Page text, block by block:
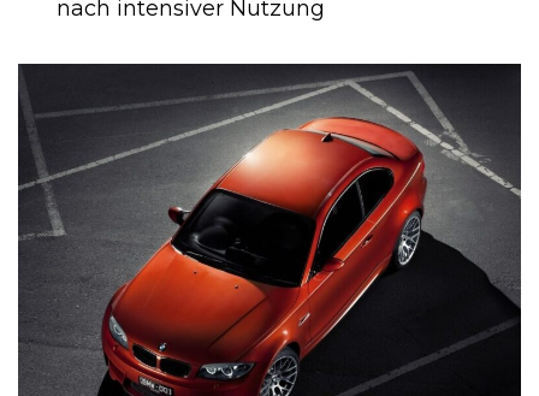
nach intensiver Nutzung